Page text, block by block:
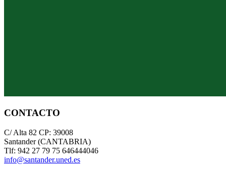
CONTACTO
C/ Alta 82 CP: 39008
Santander (CANTABRIA)
Tlf: 942 27 79 75 646444046
info@santander.uned.es